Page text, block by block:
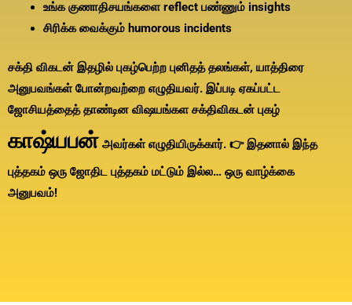
உங்க குணாதிசயங்களை reflect பண்ணும் insights
சிரிக்க வைக்கும் humorous incidents
சக்தி விகடன் இதழில் புகழ்பெற்ற புனிதத் தலங்கள், யாத்திரை
அனுபவங்கள் போன்றவற்றை எழுதியவர். இப்படி ஏகப்பட்ட
ஜோசியத்தைத் தாண்டின விஷயங்கள சக்திவிகடன் புகழ்
காஷ்யபன் அவர்கள் எழுதியிருக்கார். 👉 இதனால் இந்த
புத்தகம் ஒரு ஜோதிட புத்தகம் மட்டும் இல்ல… ஒரு வாழ்க்கை
அனுபவம்!